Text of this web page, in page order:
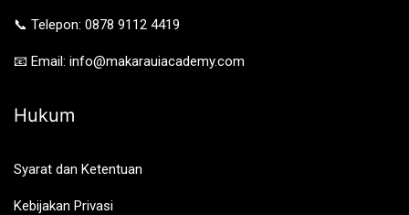
📞 Telepon: 0878 9112 4419
📧 Email: info@makarauiacademy.com
Hukum
Syarat dan Ketentuan
Kebijakan Privasi